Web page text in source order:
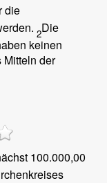
die
2Die
keinen
Mitteln der
100.000,00